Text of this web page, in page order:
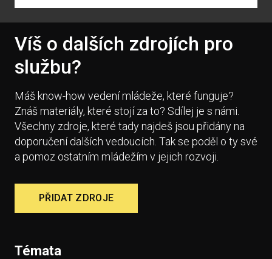
Víš o dalších zdrojích pro
službu?
Máš know-how vedení mládeže, které funguje?
Znáš materiály, které stojí za to? Sdílej je s námi.
Všechny zdroje, které tady najdeš jsou přidány na
doporučení dalších vedoucích. Tak se poděl o ty své
a pomoz ostatním mládežím v jejich rozvoji.
PŘIDAT ZDROJE
Témata